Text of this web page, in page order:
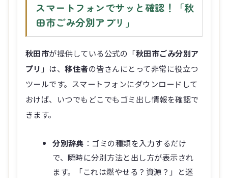
スマートフォンでサッと確認！「秋
田市ごみ分別アプリ」
秋田市が提供している公式の「秋田市ごみ分別ア
プリ 」は、移住者の皆さんにとって非常に役立つ
ツールです。スマートフォンにダウンロードして
おけば、いつでもどこでもゴミ出し情報を確認で
きます。
分別辞典 ：ゴミの種類を入力するだけ
で、瞬時に分別方法と出し方が表示され
ます。「これは燃やせる？資源？」と迷